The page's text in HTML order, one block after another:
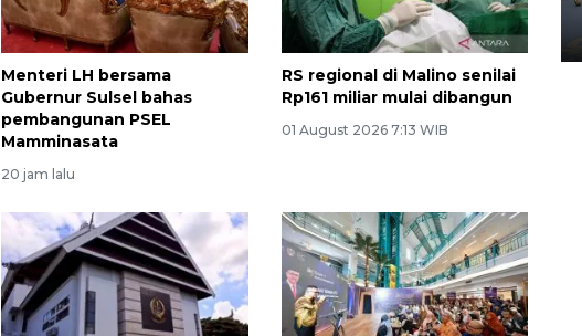
Menteri LH bersama
Gubernur Sulsel bahas
pembangunan PSEL
Mamminasata
20 jam lalu
RS regional di Malino senilai
Rp161 miliar mulai dibangun
01 August 2026 7:13 WIB
02 April 2026 12:51 WIB